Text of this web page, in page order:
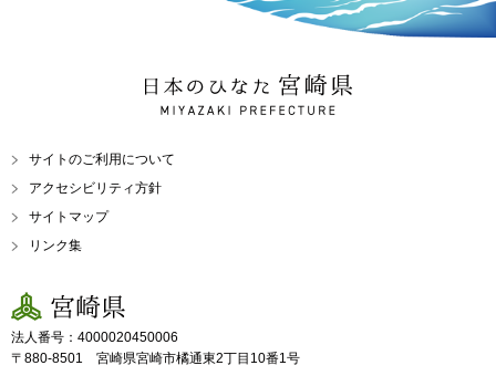
日本のひなた 宮崎県
MIYAZAKI PREFECTURE
サイトのご利用について
アクセシビリティ方針
サイトマップ
リンク集
宮崎県
法人番号：4000020450006
〒880-8501 宮崎県宮崎市橘通東2丁目10番1号